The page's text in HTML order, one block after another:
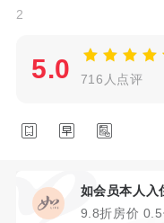
2
5.0 716人点评
  
如会员本人入
9.8折房价